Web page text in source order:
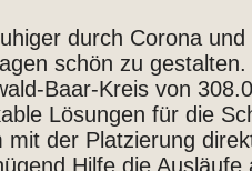
durch Corona
schön zu
Baar-Kreis von
Lösungen für die
der Platzierung
Hilfe die